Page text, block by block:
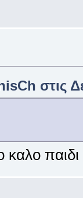
στις
καλο παιδι